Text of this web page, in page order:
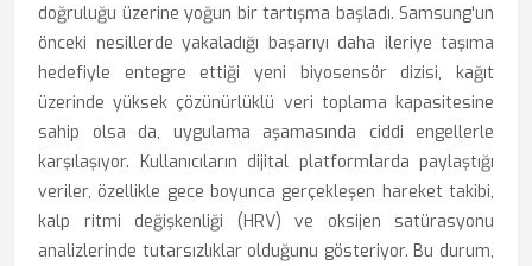
doğruluğu üzerine yoğun bir tartışma başladı. Samsung'un
önceki nesillerde yakaladığı başarıyı daha ileriye taşıma
hedefiyle entegre ettiği yeni biyosensör dizisi, kağıt
üzerinde yüksek çözünürlüklü veri toplama kapasitesine
sahip olsa da, uygulama aşamasında ciddi engellerle
karşılaşıyor. Kullanıcıların dijital platformlarda paylaştığı
veriler, özellikle gece boyunca gerçekleşen hareket takibi,
kalp ritmi değişkenliği (HRV) ve oksijen satürasyonu
analizlerinde tutarsızlıklar olduğunu gösteriyor. Bu durum,